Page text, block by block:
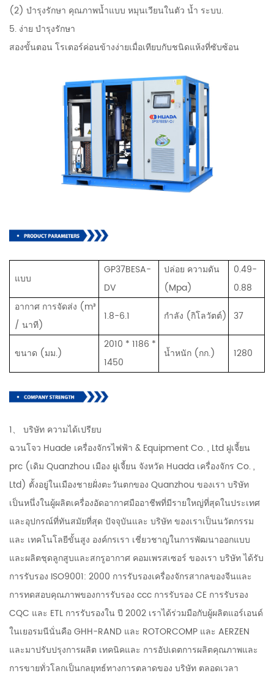
(2) บำรุงรักษา คุณภาพน้ำแบบ หมุนเวียนในตัว น้ำ ระบบ.
5. ง่าย บำรุงรักษา
สองขั้นตอน โรเตอร์ค่อนข้างง่ายเมื่อเทียบกับชนิดแห้งที่ซับซ้อน
แบบ
GP37BESA-
DV
ปล่อย ความดัน
(Mpa)
0.49-
0.88
อากาศ การจัดส่ง (m³
/ นาที)
1.8-6.1 กำลัง (กิโลวัตต์) 37
ขนาด (มม.)
2010 * 1186 *
1450
น้ำหนัก (กก.) 1280
1、 บริษัท ความได้เปรียบ
ฉวนโจว Huade เครื่องจักรไฟฟ้า & Equipment Co. , Ltd ฝูเจี้ยน
prc (เดิม Quanzhou เมือง ฝูเจี้ยน จังหวัด Huada เครื่องจักร Co. ,
Ltd) ตั้งอยู่ในเมืองชายฝั่งตะวันตกของ Quanzhou ของเรา บริษัท
เป็นหนึ่งในผู้ผลิตเครื่องอัดอากาศมืออาชีพที่มีรายใหญ่ที่สุดในประเทศ
และอุปกรณ์ที่ทันสมัยที่สุด ปัจจุบันและ บริษัท ของเราเป็นนวัตกรรม
และ เทคโนโลยีขั้นสูง องค์กรเรา เชี่ยวชาญในการพัฒนาออกแบบ
และผลิตชุดลูกสูบและสกรูอากาศ คอมเพรสเซอร์ ของเรา บริษัท ได้รับ
การรับรอง ISO9001: 2000 การรับรองเครื่องจักรสากลของจีนและ
การทดสอบคุณภาพของการรับรอง ccc การรับรอง CE การรับรอง
CQC และ ETL การรับรองใน ปี 2002 เราได้ร่วมมือกับผู้ผลิตแอร์เอนด์
ในเยอรมนีนั่นคือ GHH-RAND และ ROTORCOMP และ AERZEN
และมาปรับปรุงการผลิต เทคนิคและ การอัปเดตการผลิตคุณภาพและ
การขายทั่วโลกเป็นกลยุทธ์ทางการตลาดของ บริษัท ตลอดเวลา